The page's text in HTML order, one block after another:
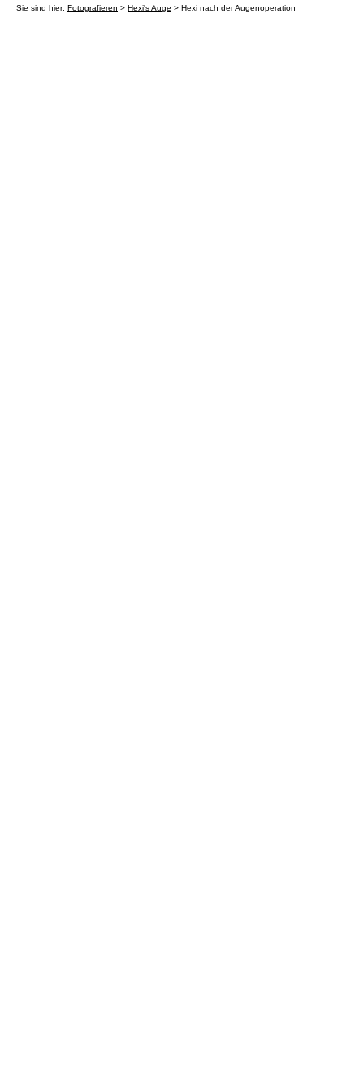
Sie sind hier: Fotografieren > Hexi's Auge > Hexi nach der Augenoperation